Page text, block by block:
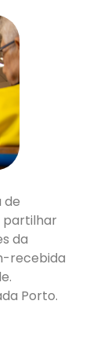
de
partilhar
da
recebida
Porto.